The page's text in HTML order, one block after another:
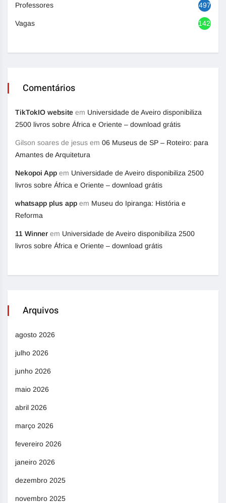
Professores 497
Vagas 1420
Comentários
TikTokIO website em Universidade de Aveiro disponibiliza
2500 livros sobre África e Oriente – download grátis
Gilson soares de jesus em 06 Museus de SP – Roteiro: para
Amantes de Arquitetura
Nekopoi App em Universidade de Aveiro disponibiliza 2500
livros sobre África e Oriente – download grátis
whatsapp plus app em Museu do Ipiranga: História e
Reforma
11 Winner em Universidade de Aveiro disponibiliza 2500
livros sobre África e Oriente – download grátis
Arquivos
agosto 2026
julho 2026
junho 2026
maio 2026
abril 2026
março 2026
fevereiro 2026
janeiro 2026
dezembro 2025
novembro 2025